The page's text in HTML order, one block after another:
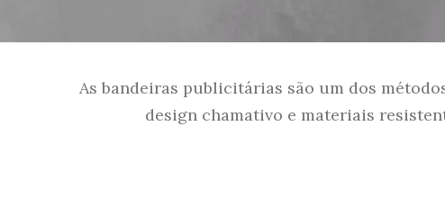
As bandeiras publicitárias são um dos
design chamativo e materiais